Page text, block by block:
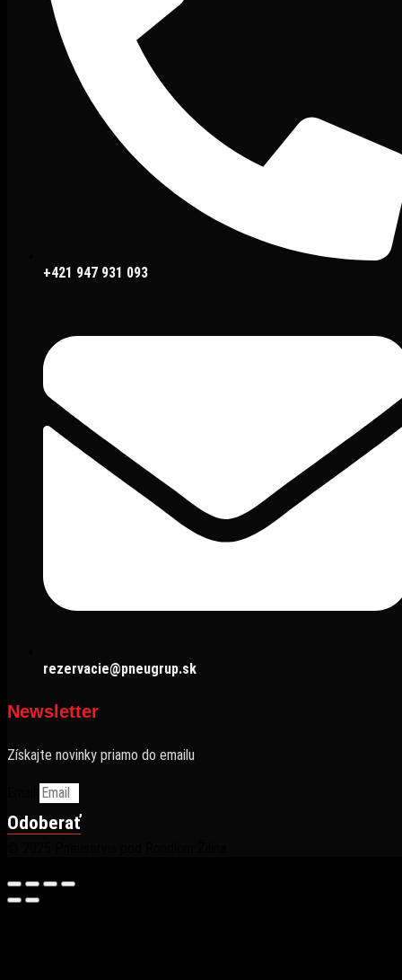
+421 947 931 093
rezervacie@pneugrup.sk
Newsletter
Získajte novinky priamo do emailu
Odoberať